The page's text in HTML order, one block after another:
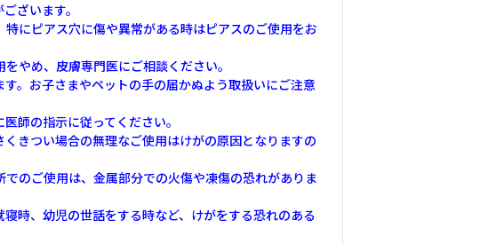
ざいます。
にピアス穴に傷や異常がある時はピアスのご使用をお
やめ、皮膚専門医にご相談ください。
。お子さまやペットの手の届かぬよう取扱いにご注意
師の指示に従ってください。
きつい場合の無理なご使用はけがの原因となりますの
のご使用は、金属部分での火傷や凍傷の恐れがありま
時、幼児の世話をする時など、けがをする恐れのある